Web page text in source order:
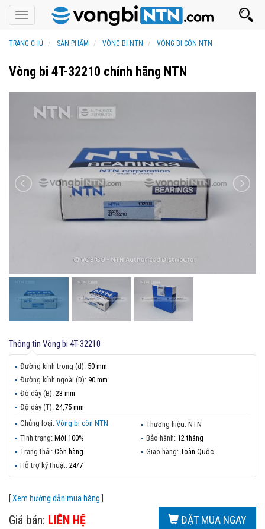
Toggle
navigation
TRANG CHỦ SẢN PHẨM VÒNG BI NTN VÒNG BI CÔN NTN
Vòng bi 4T-32210 chính hãng NTN
Thông tin Vòng bi 4T-32210
Đường kính trong (d): 50 mm
Đường kính ngoài (D): 90 mm
Độ dày (B): 23 mm
Độ dày (T): 24,75 mm
Chủng loại: Vòng bi côn NTN Thương hiệu: NTN
Tình trạng: Mới 100% Bảo hành: 12 tháng
Trạng thái: Còn hàng Giao hàng: Toàn Quốc
Hỗ trợ kỹ thuật: 24/7
[Xem hướng dẫn mua hàng
Giá bán: LIÊN HỆ ĐẶT MUA NGAY